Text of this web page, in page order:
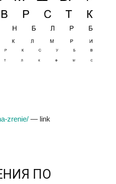
zrenie/ — link
ПО